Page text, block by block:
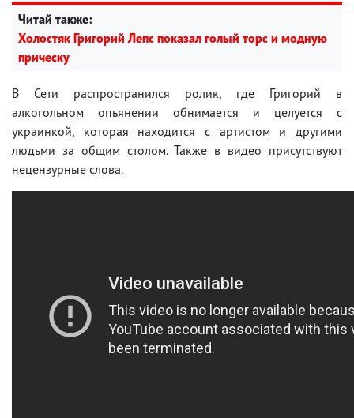
Читай также:
Холостяк Григорий Лепс показал голый торс и модную
прическу
В Сети распространился ролик, где Григорий в
алкогольном опьянении обнимается и целуется с
украинкой, которая находится с артистом и другими
людьми за общим столом. Также в видео присутствуют
нецензурные слова.